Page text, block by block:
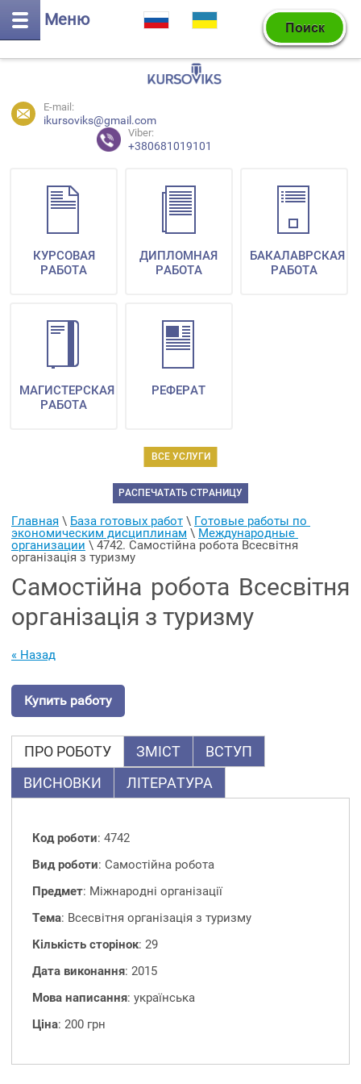
Меню
E-mail:
ikursoviks@gmail.com
Viber:
+380681019101
ВСЕ УСЛУГИ
КУРСОВАЯ
РАБОТА
ДИПЛОМНАЯ
РАБОТА
БАКАЛАВРСКАЯ
РАБОТА
МАГИСТЕРСКАЯ
РАБОТА
РЕФЕРАТ
РАСПЕЧАТАТЬ СТРАНИЦУ
Главная \ База готовых работ \ Готовые работы по
экономическим дисциплинам \ Международные
организации \ 4742. Самостійна робота Всесвітня
організація з туризму
Самостійна робота Всесвітня
організація з туризму
« Назад
Купить работу
ПРО РОБОТУ ЗМІСТ
ВСТУП
ВИСНОВКИ
ЛІТЕРАТУРА
Код роботи: 4742
Вид роботи: Самостійна робота
Предмет: Міжнародні організації
Тема: Всесвітня організація з туризму
Кількість сторінок: 29
Дата виконання: 2015
Мова написання: українська
Ціна: 200 грн